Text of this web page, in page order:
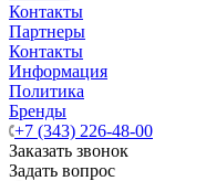
Контакты
Партнеры
Контакты
Информация
Политика
Бренды
+7 (343) 226-48-00
Заказать звонок
Задать вопрос